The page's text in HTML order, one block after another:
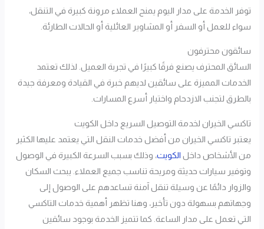
توفر الخدمة على مدار اليوم يمنح العملاء مرونة كبيرة في التنقل،
سواء للعمل أو السفر أو المشاوير العائلية أو الحالات الطارئة.
سائقون محترفون
السائق المحترف يصنع فرقًا كبيرًا في تجربة العميل. لذلك تعتمد
الخدمات المميزة على سائقين لديهم خبرة في القيادة ومعرفة جيدة
بالطرق لتجنب الازدحام واختيار أسرع المسارات.
تاكسي الخيران لخدمة التوصيل السريع داخل الكويت
يعتبر تاكسي الخيران من أفضل خدمات النقل التي يعتمد عليها الكثير
من الأشخاص داخل الكويت، وذلك بسبب السرعة الكبيرة في الوصول
وتوفير سيارات حديثة ومريحة تناسب جميع العملاء. يبحث السكان
والزوار دائمًا عن وسيلة تنقل آمنة تساعدهم على الوصول إلى
وجهاتهم بسهولة دون تأخير، وهنا تظهر أهمية خدمات التاكسي
التي تعمل على مدار الساعة. كما تتميز الخدمة بوجود سائقين